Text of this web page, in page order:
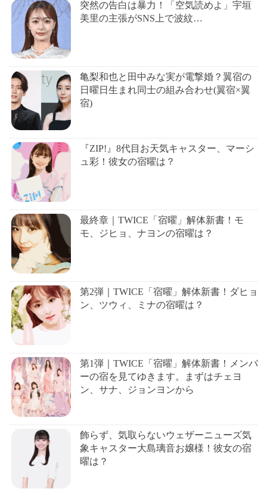
突然の告白は暴力！「空気読めよ」宇垣
美里の主張がSNS上で波紋…
亀梨和也と田中みな実が電撃婚？翼宿の
日曜日生まれ同士の組み合わせ(翼宿×翼
宿)
『ZIP!』8代目お天気キャスター、マーシ
ュ彩！彼女の宿曜は？
最終章｜TWICE「宿曜」解体新書！モ
モ、ジヒョ、ナヨンの宿曜は？
第2弾｜TWICE「宿曜」解体新書！ダヒョ
ン、ツウィ、ミナの宿曜は？
第1弾｜TWICE「宿曜」解体新書！メンバ
ーの宿を見てゆきます。まずはチェヨ
ン、サナ、ジョンヨンから
飾らず、気取らないウェザーニューズ気
象キャスター大島璃音お嬢様！彼女の宿
曜は？